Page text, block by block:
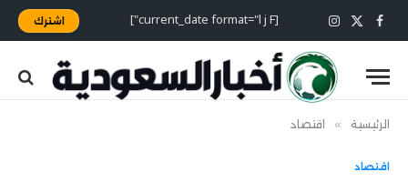
فيسبوك
X
(Twitter)
الانستغرام [current_date format="l j F"] اشترك
الرئيسية » اقتصاد
اقتصاد